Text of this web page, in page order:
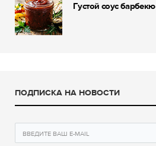
Густой соус барбекю
ПОДПИСКА НА НОВОСТИ